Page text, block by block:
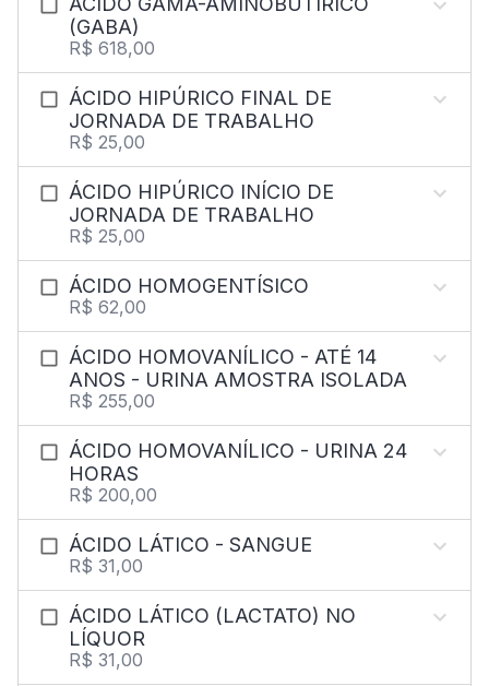
(GABA)
R$ 618,00
ÁCIDO HIPÚRICO FINAL DE
JORNADA DE TRABALHO
R$ 25,00
ÁCIDO HIPÚRICO INÍCIO DE
JORNADA DE TRABALHO
R$ 25,00
ÁCIDO HOMOGENTÍSICO
R$ 62,00
ÁCIDO HOMOVANÍLICO - ATÉ 14
ANOS - URINA AMOSTRA ISOLADA
R$ 255,00
ÁCIDO HOMOVANÍLICO - URINA 24
HORAS
R$ 200,00
ÁCIDO LÁTICO - SANGUE
R$ 31,00
ÁCIDO LÁTICO (LACTATO) NO
LÍQUOR
R$ 31,00